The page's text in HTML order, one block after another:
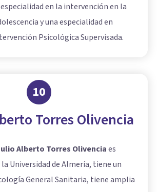
en la intervención en la
y una especialidad en
Psicológica Supervisada.
10
Torres Olivencia
Alberto Torres Olivenciaes
Universidad de Almería, tiene un
General Sanitaria, tiene amplia